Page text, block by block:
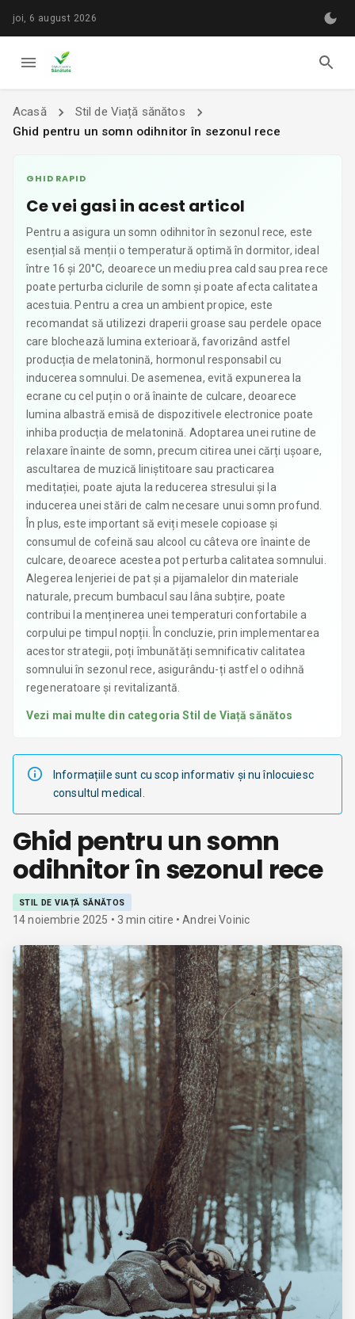
joi, 6 august 2026
Acasă
Stil de Viață sănătos
Ghid pentru un somn odihnitor în sezonul rece
GHID RAPID
Ce vei gasi in acest articol
Pentru a asigura un somn odihnitor în sezonul rece, este
esențial să menții o temperatură optimă în dormitor, ideal
între 16 și 20°C, deoarece un mediu prea cald sau prea rece
poate perturba ciclurile de somn și poate afecta calitatea
acestuia. Pentru a crea un ambient propice, este
recomandat să utilizezi draperii groase sau perdele opace
care blochează lumina exterioară, favorizând astfel
producția de melatonină, hormonul responsabil cu
inducerea somnului. De asemenea, evită expunerea la
ecrane cu cel puțin o oră înainte de culcare, deoarece
lumina albastră emisă de dispozitivele electronice poate
inhiba producția de melatonină. Adoptarea unei rutine de
relaxare înainte de somn, precum citirea unei cărți ușoare,
ascultarea de muzică liniștitoare sau practicarea
meditației, poate ajuta la reducerea stresului și la
inducerea unei stări de calm necesare unui somn profund.
În plus, este important să eviți mesele copioase și
consumul de cofeină sau alcool cu câteva ore înainte de
culcare, deoarece acestea pot perturba calitatea somnului.
Alegerea lenjeriei de pat și a pijamalelor din materiale
naturale, precum bumbacul sau lâna subțire, poate
contribui la menținerea unei temperaturi confortabile a
corpului pe timpul nopții. În concluzie, prin implementarea
acestor strategii, poți îmbunătăți semnificativ calitatea
somnului în sezonul rece, asigurându-ți astfel o odihnă
regeneratoare și revitalizantă.
Vezi mai multe din categoriaStil de Viață sănătos
Informațiile sunt cu scop informativ și nu înlocuiesc
consultul medical.
Ghid pentru un somn
odihnitor în sezonul rece
STIL DE VIAȚĂ SĂNĂTOS
14 noiembrie 2025 • 3 min citire • Andrei Voinic